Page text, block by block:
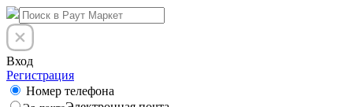
Вход
Регистрация
Номер телефона